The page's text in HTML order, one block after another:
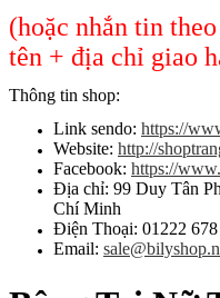
(hoặc nhắn tin
tên + địa chỉ giao
Thông tin shop:
Link sendo: https://
Website: http://
Facebook: https://
Địa chỉ: 99 Duy Tân
Chí Minh
Điện Thoại: 01222
Email: